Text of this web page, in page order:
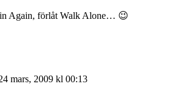
Again, förlåt Walk Alone… 😉
mars, 2009 kl 00:13